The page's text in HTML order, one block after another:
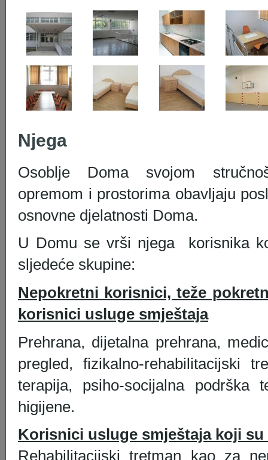
Njega
Osoblje Doma svojom
opremom i prostorima obavljaju
osnovne djelatnosti Doma.
U Domu se vrši njega korisnika
sljedeće skupine:
Nepokretni korisnici, teže
korisnici usluge smještaja
Prehrana, dijetalna prehrana,
pregled, fizikalno-rehabilitacijski
terapija, psiho-socijalna podrška
higijene.
Korisnici usluge smještaja koji su
Rehabilitacijski tretman kao za